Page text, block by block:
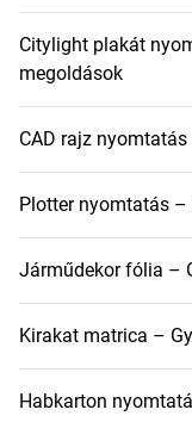
Citylight plakát
megoldások
CAD rajz
Plotter nyomtatás –
Járműdekor fólia –
Kirakat matrica –
Habkarton